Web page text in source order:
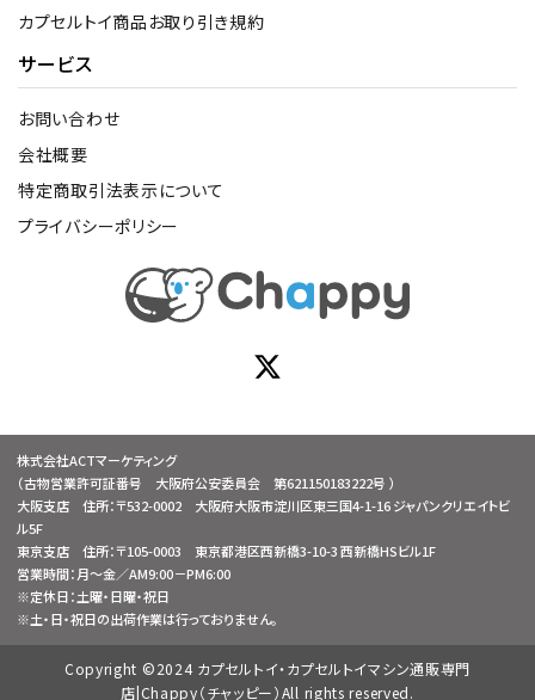
カプセルトイ商品お取り引き規約
サービス
お問い合わせ
会社概要
特定商取引法表示について
プライバシーポリシー
株式会社ACTマーケティング
（古物営業許可証番号 大阪府公安委員会 第621150183222号 ）
大阪支店 住所：〒532-0002 大阪府大阪市淀川区東三国4-1-16 ジャパンクリエイトビ
ル5F
東京支店 住所：〒105-0003 東京都港区西新橋3-10-3 西新橋HSビル1F
営業時間：月～金／AM9:00－PM6:00
※定休日：土曜・日曜・祝日
※土・日・祝日の出荷作業は行っておりません。
Copyright ©2024 カプセルトイ・カプセルトイマシン通販専門
店|Chappy（チャッピー）All rights reserved.